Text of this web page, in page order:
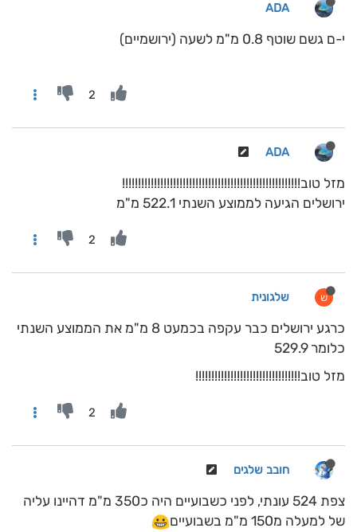
ADA
י-ם גשם שוטף 0.8 מ"מ לשעה (ירושמיים)
2
ADA
מזל טוב!!!!!!!!!!!!!!!!!!!!!!!!!!!!!!!!!!!!!!!!!!!!!!!!!!!!!!!!
ירושלים הגיעה לממוצע השנתי 522.1 מ"מ
2
ש שלגונית
כרגע ירושלים כבר עקפה בכמעט 8 מ"מ את הממוצע השנתי
כלומר 529.9
מזל טוב!!!!!!!!!!!!!!!!!!!!!!!!!!!!!!!!!
2
חובב שלגים
צפת 524 עונתי, לפני כשבועיים היה כ350 מ"מ דהיינו עליה
של למעלה מ150 מ"מ בשבועיים